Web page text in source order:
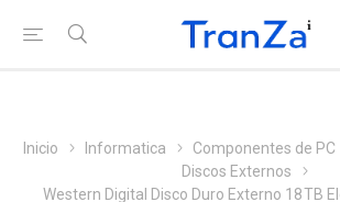
Inicio Informatica Componentes de PC
Discos Externos
Western Digital Disco Duro Externo 18 TB